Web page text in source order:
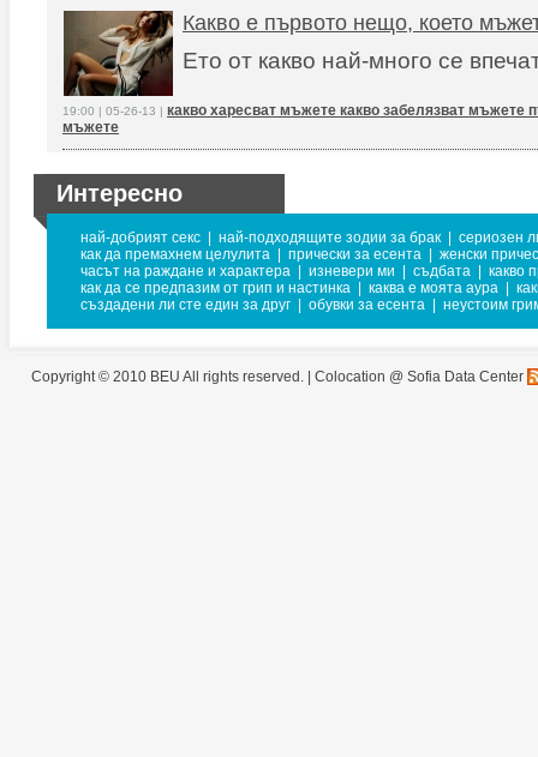
Какво е първото нещо, което
Ето от какво най-много се
19:00 | 05-26-13 | какво харесват мъжете какво забелязват мъжете
мъжете
Интересно
най-добрият секс най-подходящите зодии за брак
сериозен
как да премахнем целулита
прически за есента
женски
часът на раждане и характера
изневери ми съдбата
какво
как да се предпазим от грип и настинка
каква е моята аура
създадени ли сте един за друг
обувки за есента неустоим
Copyright © 2010 BEU All rights reserved. | Colocation @ Sofia Data Center